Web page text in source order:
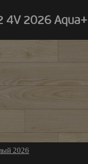
4V 2026 Aqua+
2026